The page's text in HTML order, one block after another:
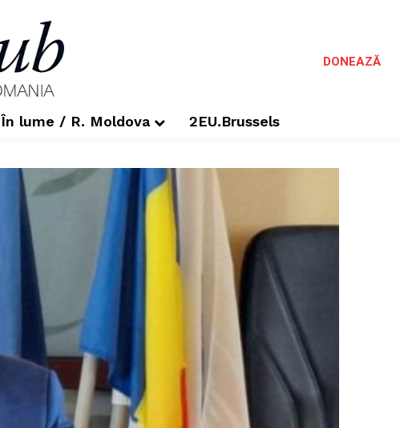
DONEAZĂ
În lume / R. Moldova 2EU.Brussels